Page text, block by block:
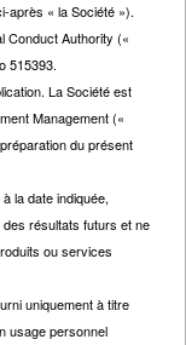
après « la Société »).
Conduct Authority («
515393.
La Société est
Management («
du présent
la date indiquée,
résultats futurs et ne
ou services
uniquement à titre
usage personnel